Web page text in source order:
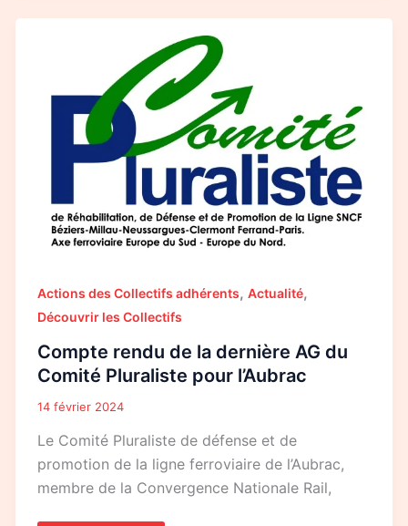
Actions des Collectifs adhérents,Actualité,
Découvrir les Collectifs
Compte rendu de la dernière AG du
Comité Pluraliste pour l’Aubrac
14 février 2024
Le Comité Pluraliste de défense et de
promotion de la ligne ferroviaire de l’Aubrac,
membre de la Convergence Nationale Rail,
dernière
AG
du
Comité
Pluraliste